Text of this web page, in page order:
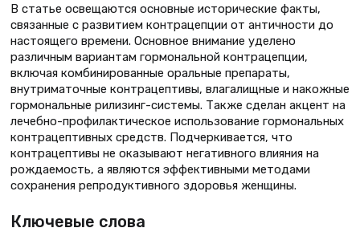
В статье освещаются основные исторические факты,
связанные с развитием контрацепции от античности до
настоящего времени. Основное внимание уделено
различным вариантам гормональной контрацепции,
включая комбинированные оральные препараты,
внутриматочные контрацептивы, влагалищные и накожные
гормональные рилизинг-системы. Также сделан акцент на
лечебно-профилактическое использование гормональных
контрацептивных средств. Подчеркивается, что
контрацептивы не оказывают негативного влияния на
рождаемость, а являются эффективными методами
сохранения репродуктивного здоровья женщины.
Ключевые слова